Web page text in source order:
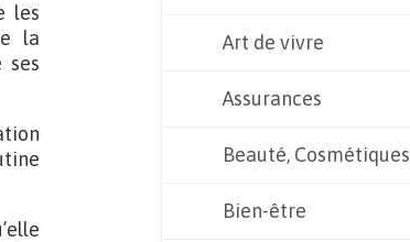
les
la
ses
Art de vivre
Assurances
Beauté, Cosmétiques
Bien-être